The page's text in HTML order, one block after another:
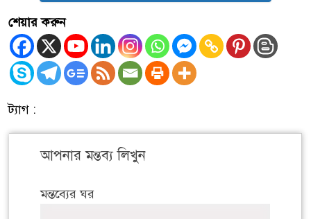
শেয়ার করুন
ট্যাগ :
আপনার মন্তব্য লিখুন
মন্তব্যের ঘর